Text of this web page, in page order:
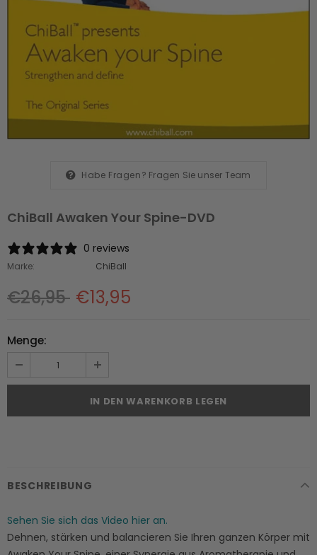
Habe Fragen? Fragen Sie unser Team
ChiBall Awaken Your Spine-DVD
0 reviews
Marke: ChiBall
€26,95 €13,95
Menge:
BESCHREIBUNG
Sehen Sie sich das Video hier an.
Dehnen, stärken und balancieren Sie Ihren ganzen Körper mit